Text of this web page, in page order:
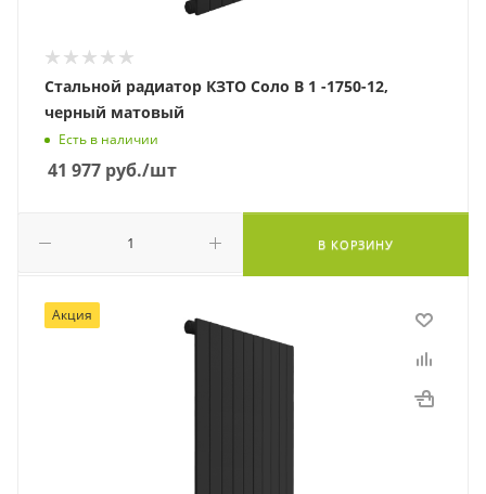
Стальной радиатор КЗТО Соло В 1 -1750-12,
черный матовый
Есть в наличии
41 977 руб./шт
В КОРЗИНУ
Акция